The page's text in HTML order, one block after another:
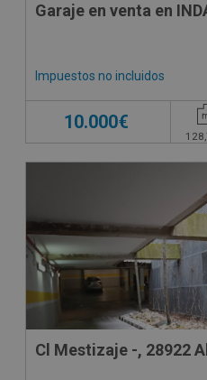
Garaje en venta en
Impuestos no incluidos
10.000€
Cl Mestizaje -, 28922